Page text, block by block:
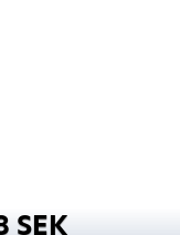
SEK